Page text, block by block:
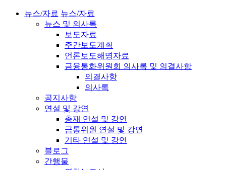
뉴스/자료 뉴스/자료
뉴스 및 의사록
보도자료
주간보도계획
언론보도해명자료
금융통화위원회 의사록 및 의결사항
의결사항
의사록
공지사항
연설 및 강연
총재 연설 및 강연
금통위원 연설 및 강연
기타 연설 및 강연
블로그
간행물